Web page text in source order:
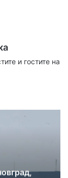
и гостите на